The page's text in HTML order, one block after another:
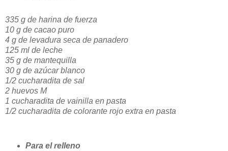
335 g de harina de fuerza
10 g de cacao puro
4 g de levadura seca de panadero
125 ml de leche
35 g de mantequilla
30 g de azúcar blanco
1/2 cucharadita de sal
2 huevos M
1 cucharadita de vainilla en pasta
1/2 cucharadita de colorante rojo extra en pasta
Para el relleno